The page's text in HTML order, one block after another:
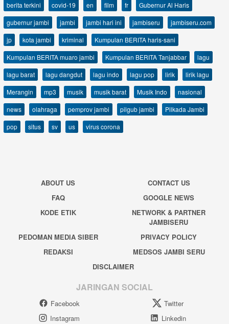
berita terkini
covid-19 en film fr
Gubernur Al Haris
gubernur jambi
jambi jambi hari ini jambiseru
jambiseru.com
jp
kota jambi kriminal
Kumpulan BERITA haris-sani
Kumpulan BERITA muaro jambi
Kumpulan BERITA Tanjabbar
lagu
lagu barat
lagu dangdut lagu indo lagu pop lirik
lirik lagu
Merangin
mp3 musik musik barat Musik Indo
nasional
news
olahraga pemprov jambi pilgub jambi
Pilkada Jambi
pop
situs sv us virus corona
ABOUT US
CONTACT US
FAQ
GOOGLE NEWS
KODE ETIK
NETWORK & PARTNER
JAMBISERU
PEDOMAN MEDIA SIBER
PRIVACY POLICY
REDAKSI
MEDSOS JAMBI SERU
DISCLAIMER
JARINGAN SOCIAL
Facebook
Twitter
Instagram
Linkedin